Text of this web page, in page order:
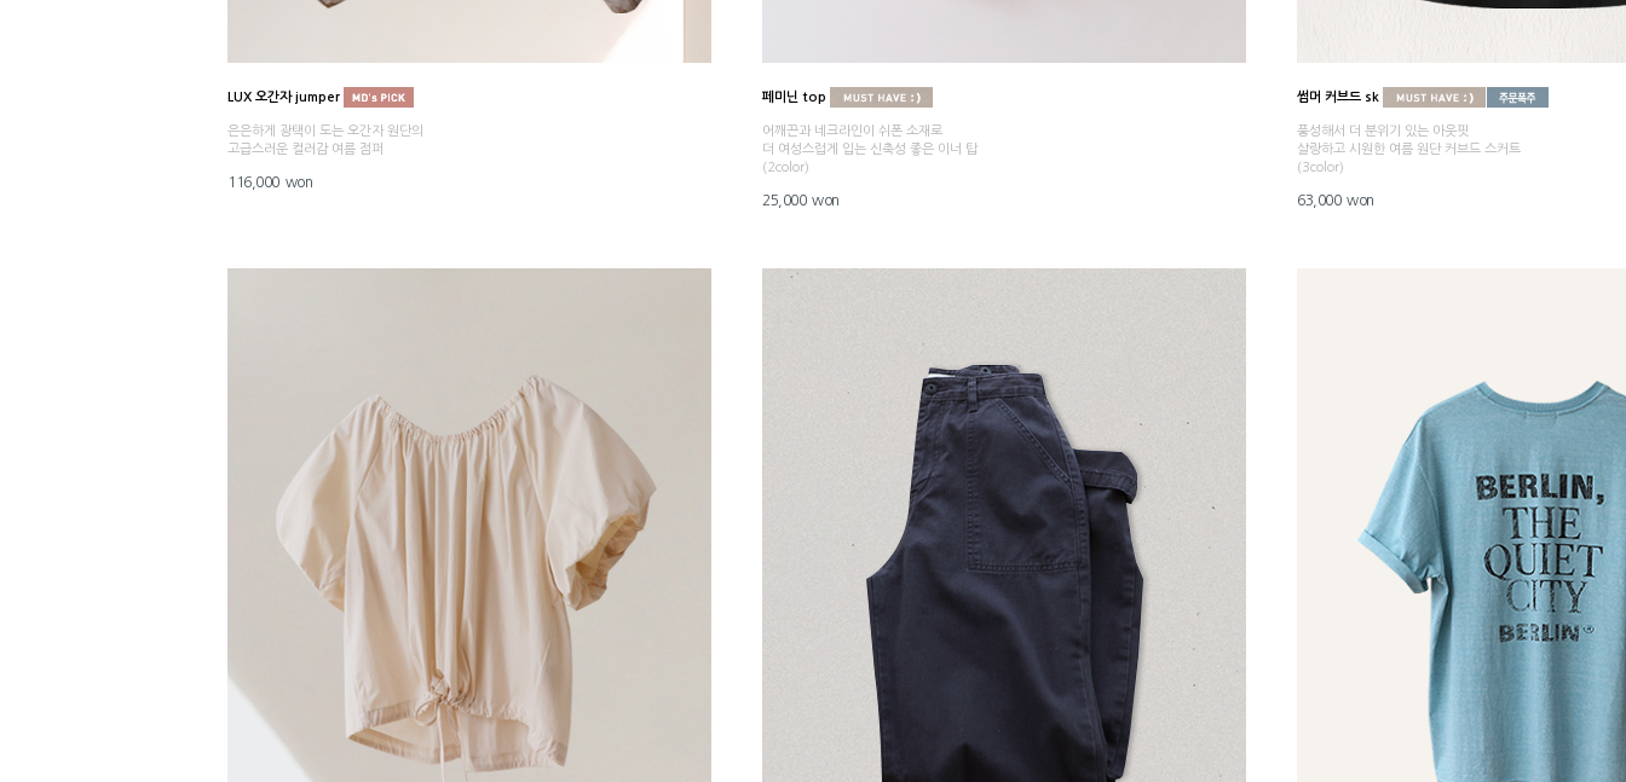
LUX 오간자 jumper
은은하게 광택이 도는 오간자 원단의
고급스러운 컬러감 여름 점퍼
116,000 won
페미닌 top
어깨끈과 네크라인이 쉬폰 소재로
더 여성스럽게 입는 신축성 좋은 이너 탑
(2color)
25,000 won
썸머 커브드 sk
풍성해서 더 분위기 있는 아웃핏
살랑하고 시원한 여름 원단 커브드 스커트
(3color)
63,000 won